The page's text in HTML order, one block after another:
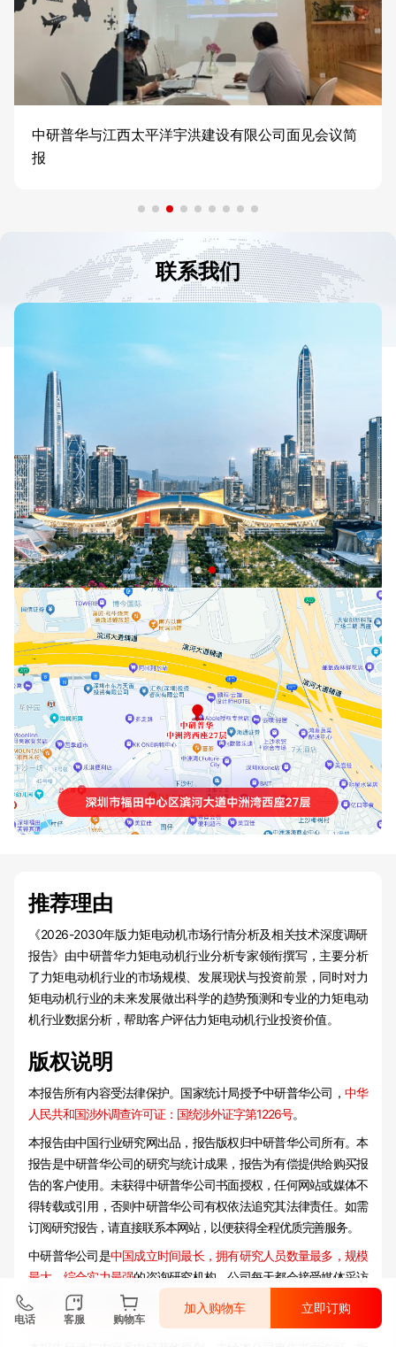
中研普华与江西太平洋宇洪建设有限公司面见会议简
报
联系我们
推荐理由
《2026-2030年版力矩电动机市场行情分析及相关技术深度调研
报告》由中研普华力矩电动机行业分析专家领衔撰写，主要分析
了力矩电动机行业的市场规模、发展现状与投资前景，同时对力
矩电动机行业的未来发展做出科学的趋势预测和专业的力矩电动
机行业数据分析，帮助客户评估力矩电动机行业投资价值。
版权说明
本报告所有内容受法律保护。国家统计局授予中研普华公司， 中华
人民共和国涉外调查许可证：国统涉外证字第1226号。
本报告由中国行业研究网出品，报告版权归中研普华公司所有。本
报告是中研普华公司的研究与统计成果，报告为有偿提供给购买报
告的客户使用。未获得中研普华公司书面授权，任何网站或媒体不
得转载或引用，否则中研普华公司有权依法追究其法律责任。如需
订阅研究报告，请直接联系本网站，以便获得全程优质完善服务。
中研普华公司是中国成立时间最长，拥有研究人员数量最多，规模
最大，综合实力最强的咨询研究机构，公司每天都会接受媒体采访
及发布大量产业经济研究成果。在此，我们诚意向您推荐一种“
咨询公司实力的主要方法
电话 客服 购物车
加入购物车 立即订购